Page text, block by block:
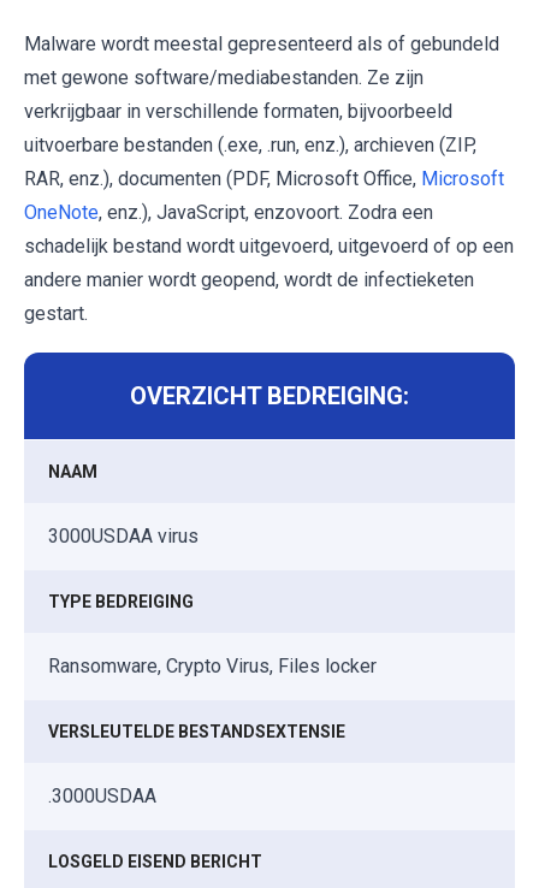
Malware wordt meestal gepresenteerd als of gebundeld
met gewone software/mediabestanden. Ze zijn
verkrijgbaar in verschillende formaten, bijvoorbeeld
uitvoerbare bestanden (.exe, .run, enz.), archieven (ZIP,
RAR, enz.), documenten (PDF, Microsoft Office, Microsoft
OneNote, enz.), JavaScript, enzovoort. Zodra een
schadelijk bestand wordt uitgevoerd, uitgevoerd of op een
andere manier wordt geopend, wordt de infectieketen
gestart.
OVERZICHT BEDREIGING:
NAAM
3000USDAA virus
TYPE BEDREIGING
Ransomware, Crypto Virus, Files locker
VERSLEUTELDE BESTANDSEXTENSIE
.3000USDAA
LOSGELD EISEND BERICHT